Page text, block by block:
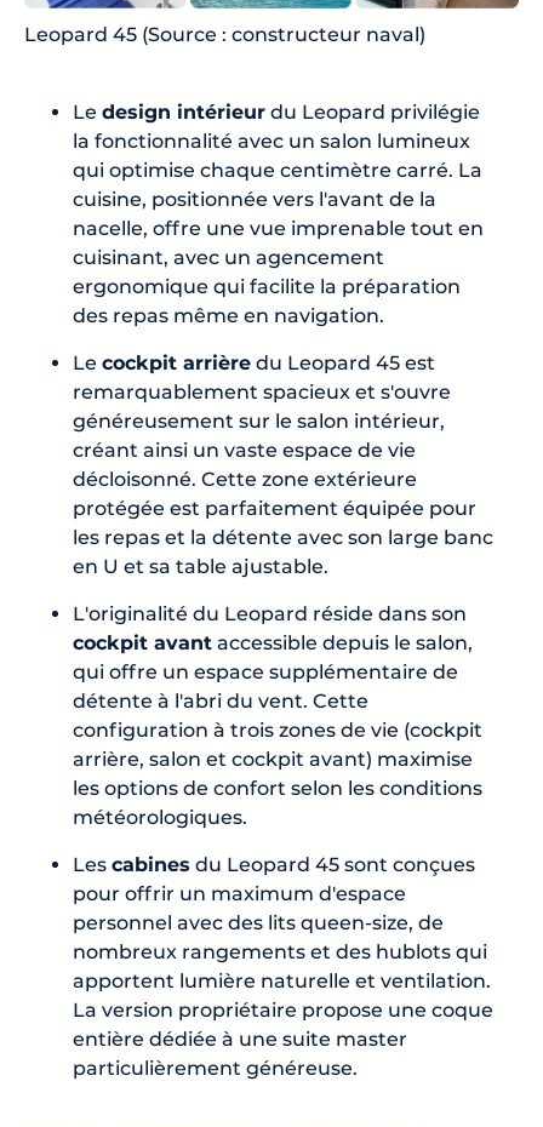
Leopard 45 (Source : constructeur naval)
Le design intérieur du Leopard privilégie
la fonctionnalité avec un salon lumineux
qui optimise chaque centimètre carré. La
cuisine, positionnée vers l'avant de la
nacelle, offre une vue imprenable tout en
cuisinant, avec un agencement
ergonomique qui facilite la préparation
des repas même en navigation.
Le cockpit arrière du Leopard 45 est
remarquablement spacieux et s'ouvre
généreusement sur le salon intérieur,
créant ainsi un vaste espace de vie
décloisonné. Cette zone extérieure
protégée est parfaitement équipée pour
les repas et la détente avec son large banc
en U et sa table ajustable.
L'originalité du Leopard réside dans son
cockpit avant accessible depuis le salon,
qui offre un espace supplémentaire de
détente à l'abri du vent. Cette
configuration à trois zones de vie (cockpit
arrière, salon et cockpit avant) maximise
les options de confort selon les conditions
météorologiques.
Les cabines du Leopard 45 sont conçues
pour offrir un maximum d'espace
personnel avec des lits queen-size, de
nombreux rangements et des hublots qui
apportent lumière naturelle et ventilation.
La version propriétaire propose une coque
entière dédiée à une suite master
particulièrement généreuse.